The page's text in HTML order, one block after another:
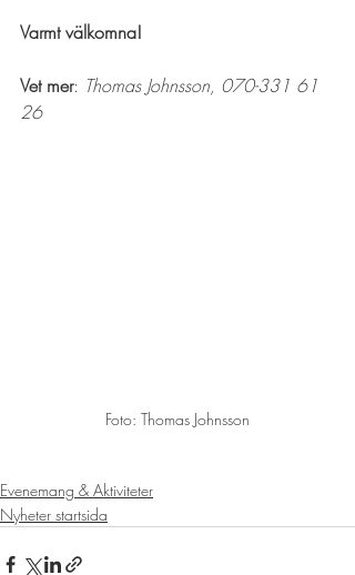
Varmt välkomna!
Vet mer: Thomas Johnsson, 070-331 61
26
Foto: Thomas Johnsson
Evenemang & Aktiviteter
Nyheter startsida